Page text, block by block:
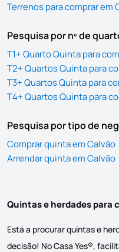
Terrenos para comprar em
Pesquisa por nº de
T1+ Quarto Quinta para
T2+ Quartos Quinta para
T3+ Quartos Quinta para
T4+ Quartos Quinta para
Pesquisa por tipo de
Comprar quinta em Calvão
Arrendar quinta em Calvão
Quintas e herdades para
Está a procurar quintas e
decisão! No Casa Yes®,